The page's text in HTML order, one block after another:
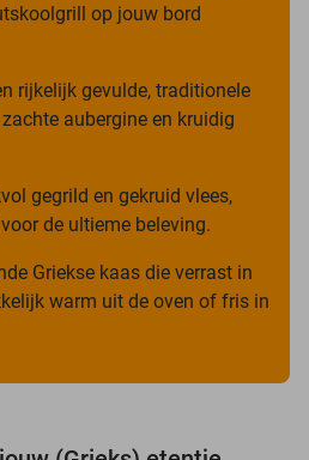
op jouw bord
rijkelijk gevulde, traditionele
aubergine en kruidig
gegrild en gekruid vlees,
de ultieme beleving.
Griekse kaas die verrast in
warm uit de oven of fris in